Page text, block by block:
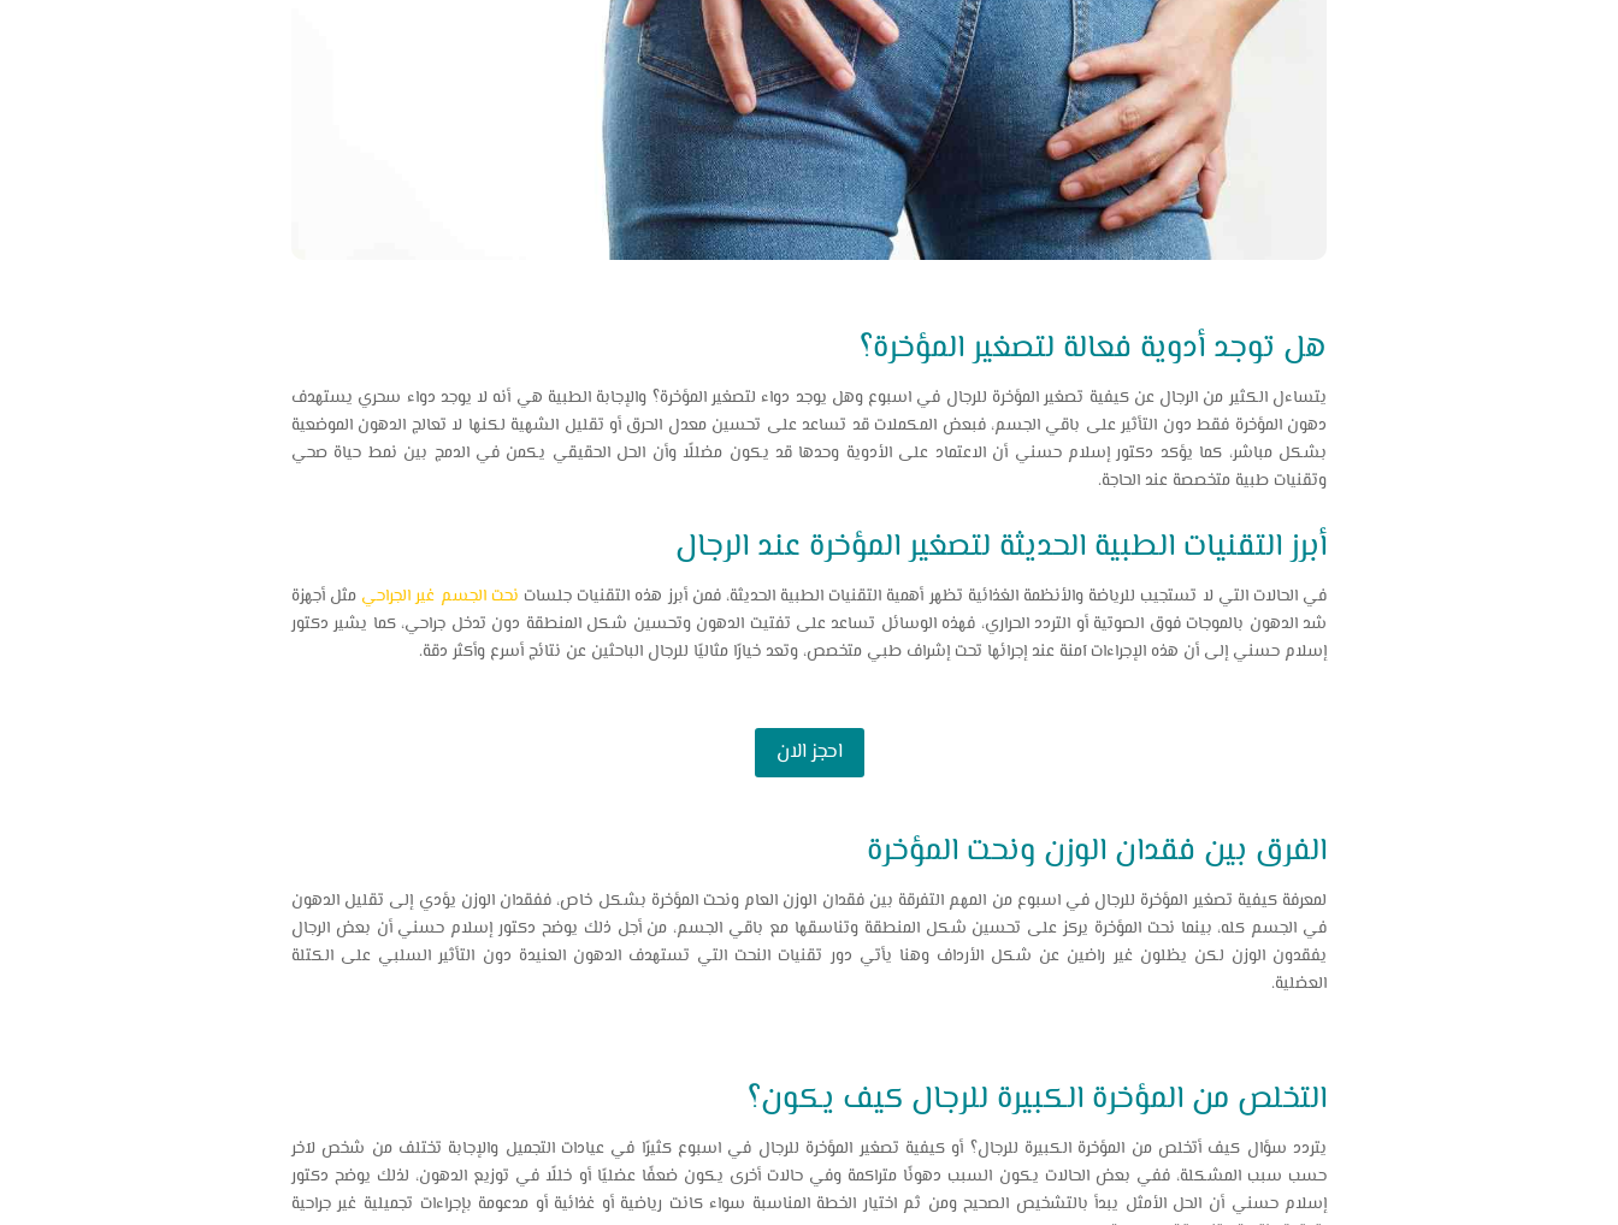
هل توجد أدوية فعالة لتصغير المؤخرة؟
يتساءل الكثير من الرجال عن كيفية تصغير المؤخرة للرجال في اسبوع وهل يوجد دواء لتصغير المؤخرة؟ والإجابة الطبية هي أنه لا يوجد دواء سحري يستهدف
دهون المؤخرة فقط دون التأثير على باقي الجسم، فبعض المكملات قد تساعد على تحسين معدل الحرق أو تقليل الشهية لكنها لا تعالج الدهون الموضعية
بشكل مباشر، كما يؤكد دكتور إسلام حسني أن الاعتماد على الأدوية وحدها قد يكون مضللًا وأن الحل الحقيقي يكمن في الدمج بين نمط حياة صحي
وتقنيات طبية متخصصة عند الحاجة.
أبرز التقنيات الطبية الحديثة لتصغير المؤخرة عند الرجال
في الحالات التي لا تستجيب للرياضة والأنظمة الغذائية تظهر أهمية التقنيات الطبية الحديثة، فمن أبرز هذه التقنيات جلسات نحت الجسم غير الجراحي مثل أجهزة
شد الدهون بالموجات فوق الصوتية أو التردد الحراري، فهذه الوسائل تساعد على تفتيت الدهون وتحسين شكل المنطقة دون تدخل جراحي، كما يشير دكتور
إسلام حسني إلى أن هذه الإجراءات آمنة عند إجرائها تحت إشراف طبي متخصص، وتعد خيارًا مثاليًا للرجال الباحثين عن نتائج أسرع وأكثر دقة.
احجز الان
الفرق بين فقدان الوزن ونحت المؤخرة
لمعرفة كيفية تصغير المؤخرة للرجال في اسبوع من المهم التفرقة بين فقدان الوزن العام ونحت المؤخرة بشكل خاص، ففقدان الوزن يؤدي إلى تقليل الدهون
في الجسم كله، بينما نحت المؤخرة يركز على تحسين شكل المنطقة وتناسقها مع باقي الجسم، من أجل ذلك يوضح دكتور إسلام حسني أن بعض الرجال
يفقدون الوزن لكن يظلون غير راضين عن شكل الأرداف وهنا يأتي دور تقنيات النحت التي تستهدف الدهون العنيدة دون التأثير السلبي على الكتلة
العضلية.
التخلص من المؤخرة الكبيرة للرجال كيف يكون؟
يتردد سؤال كيف أتخلص من المؤخرة الكبيرة للرجال؟ أو كيفية تصغير المؤخرة للرجال في اسبوع كثيرًا في عيادات التجميل والإجابة تختلف من شخص لآخر
حسب سبب المشكلة، ففي بعض الحالات يكون السبب دهونًا متراكمة وفي حالات أخرى يكون ضعفًا عضليًا أو خللًا في توزيع الدهون، لذلك يوضح دكتور
إسلام حسني أن الحل الأمثل يبدأ بالتشخيص الصحيح ومن ثم اختيار الخطة المناسبة سواء كانت رياضية أو غذائية أو مدعومة بإجراءات تجميلية غير جراحية